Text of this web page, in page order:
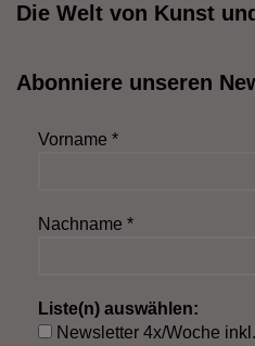
Die Welt von Kunst
Abonniere unseren
Vorname *
Nachname *
Liste(n) auswählen:
Newsletter 4x/Woche